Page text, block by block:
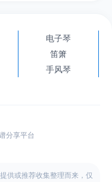
电子琴
笛箫
手风琴
分享平台
供或推荐收集整理而来，仅